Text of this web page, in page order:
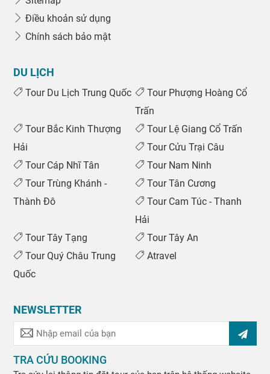
Điều khoản sử dụng
Chính sách bảo mật
DU LỊCH
Tour Du Lịch Trung Quốc
Tour Phượng Hoàng Cổ
Trấn
Tour Bắc Kinh Thượng
Hải
Tour Lệ Giang Cổ Trấn
Tour Cửu Trại Câu
Tour Cáp Nhĩ Tân
Tour Nam Ninh
Tour Trùng Khánh -
Thành Đô
Tour Tân Cương
Tour Cam Túc - Thanh
Hải
Tour Tây Tạng
Tour Tây An
Tour Quý Châu Trung
Quốc
Atravel
NEWSLETTER
TRA CỨU BOOKING